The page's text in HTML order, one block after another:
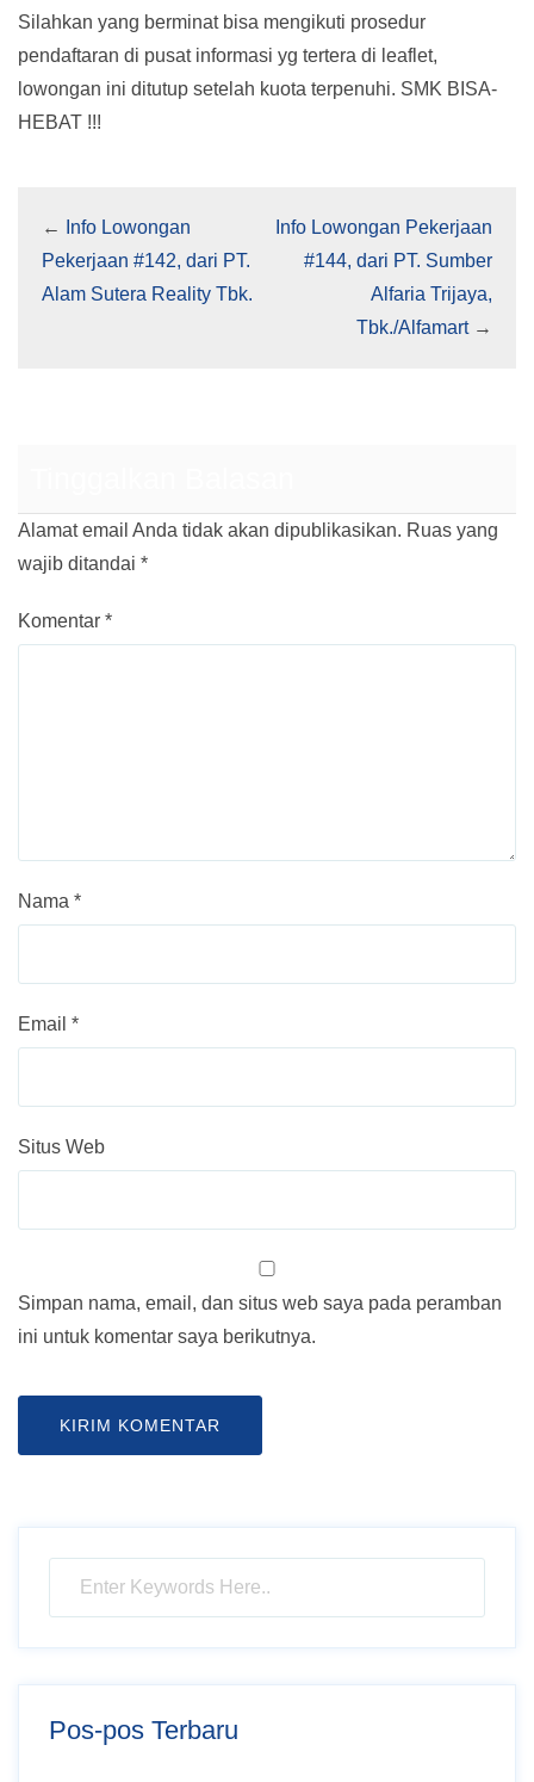
Silahkan yang berminat bisa mengikuti prosedur
pendaftaran di pusat informasi yg tertera di leaflet,
lowongan ini ditutup setelah kuota terpenuhi. SMK BISA-
HEBAT !!!
←
Info Lowongan
Pekerjaan #142, dari PT.
Alam Sutera Reality Tbk.
Info Lowongan Pekerjaan
#144, dari PT. Sumber
Alfaria Trijaya,
Tbk./Alfamart→
Alamat email Anda tidak akan dipublikasikan. Ruas yang
wajib ditandai *
Komentar *
Nama *
Email *
Situs Web
Simpan nama, email, dan situs web saya pada peramban
ini untuk komentar saya berikutnya.
Pos-pos Terbaru